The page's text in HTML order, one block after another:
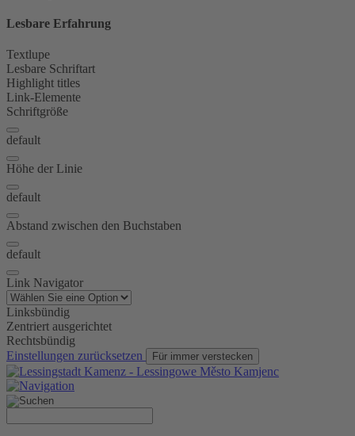
Lesbare Erfahrung
Textlupe
Lesbare Schriftart
Highlight titles
Link-Elemente
Schriftgröße
default
Höhe der Linie
default
Abstand zwischen den Buchstaben
default
Link Navigator
Linksbündig
Zentriert ausgerichtet
Rechtsbündig
Einstellungen zurücksetzen
Für immer verstecken